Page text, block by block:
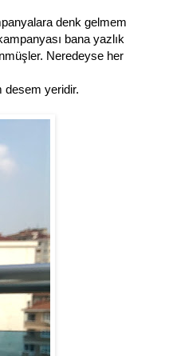
denk gelmem
bana yazlık
Neredeyse her
desem yeridir.